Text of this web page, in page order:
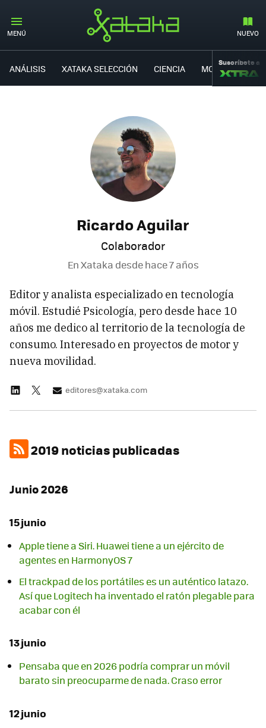
MENÚ NUEVO
ANÁLISIS XATAKA SELECCIÓN CIENCIA MOVILIDAD
Suscríbete a
Ricardo Aguilar
Colaborador
En Xataka desdehace 7 años
Editor y analista especializado en tecnología
móvil. Estudié Psicología, pero desde hace 10
años me dedico al territorio de la tecnología de
consumo. Interesado en proyectos de motor y
nueva movilidad.
editores@xataka.com
2019 noticias publicadas
Junio 2026
15 junio
Apple tiene a Siri. Huawei tiene a un ejército de
agentes en HarmonyOS 7
El trackpad de los portátiles es un auténtico latazo.
Así que Logitech ha inventado el ratón plegable para
acabar con él
13 junio
Pensaba que en 2026 podría comprar un móvil
barato sin preocuparme de nada. Craso error
12 junio